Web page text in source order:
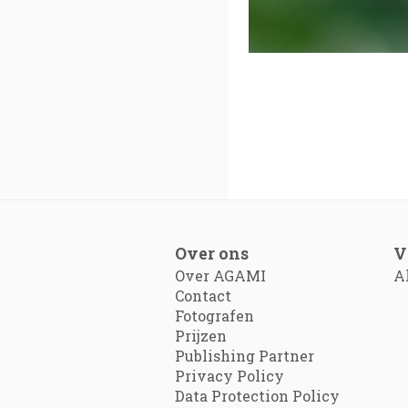
Over ons
Over AGAMI
Contact
Fotografen
Prijzen
Publishing Partner
Privacy Policy
Data Protection Policy